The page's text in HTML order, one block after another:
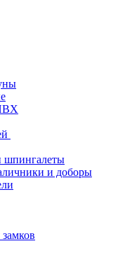
шпингалеты
и доборы